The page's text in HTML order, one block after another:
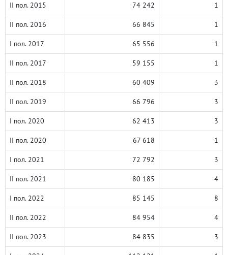
II пол. 2015 74 242 1
II пол. 2016 66 845 1
I пол. 2017 65 556 1
II пол. 2017 59 155 1
II пол. 2018 60 409 3
II пол. 2019 66 796 3
I пол. 2020 62 413 3
II пол. 2020 67 618 1
I пол. 2021 72 792 3
II пол. 2021 80 185 4
I пол. 2022 85 145 8
II пол. 2022 84 954 4
II пол. 2023 84 835 3